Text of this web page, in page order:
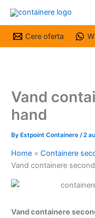
Cere oferta
Vand
hand
By Estpoint Containere/2
Home
Containere
Vand containere
Vand containere